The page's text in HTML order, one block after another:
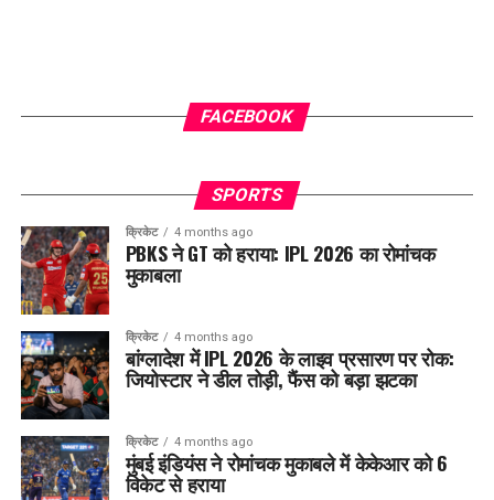
FACEBOOK
SPORTS
क्रिकेट 4 months ago
PBKS ने GT को हराया: IPL 2026 का रोमांचक
मुकाबला
क्रिकेट 4 months ago
बांग्लादेश में IPL 2026 के लाइव प्रसारण पर रोक:
जियोस्टार ने डील तोड़ी, फैंस को बड़ा झटका
क्रिकेट 4 months ago
मुंबई इंडियंस ने रोमांचक मुकाबले में केकेआर को 6
विकेट से हराया